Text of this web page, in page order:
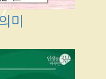
미